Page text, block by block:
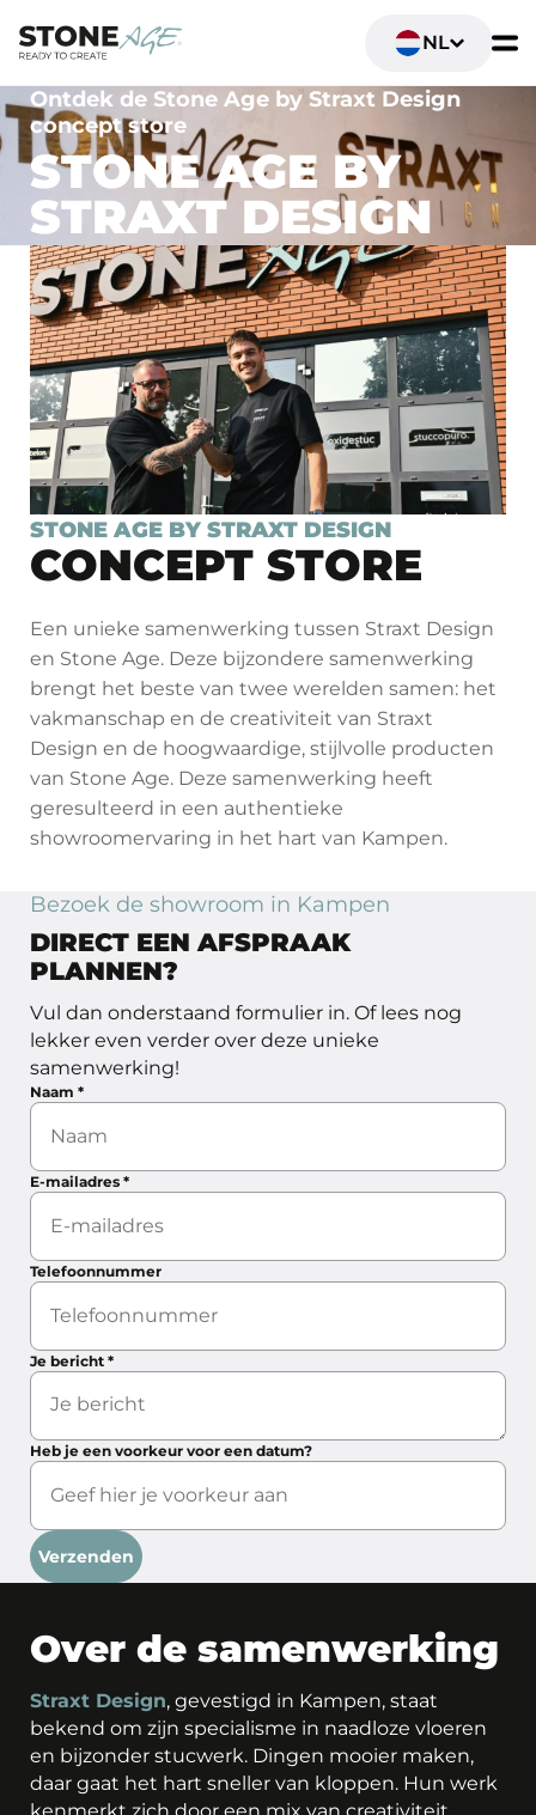
NL
Ontdek de Stone Age by Straxt Design
concept store
STONE AGE BY
STRAXT DESIGN
STONE AGE BY STRAXT DESIGN
CONCEPT STORE
Een unieke samenwerking tussen Straxt Design
en Stone Age. Deze bijzondere samenwerking
brengt het beste van twee werelden samen: het
vakmanschap en de creativiteit van Straxt
Design en de hoogwaardige, stijlvolle producten
van Stone Age. Deze samenwerking heeft
geresulteerd in een authentieke
showroomervaring in het hart van Kampen.
Bezoek de showroom in Kampen
DIRECT EEN AFSPRAAK
PLANNEN?
Vul dan onderstaand formulier in. Of lees nog
lekker even verder over deze unieke
samenwerking!
Naam *
E-mailadres *
Telefoonnummer
Je bericht *
Heb je een voorkeur voor een datum?
Verzenden
Over de samenwerking
Straxt Design, gevestigd in Kampen, staat
bekend om zijn specialisme in naadloze vloeren
en bijzonder stucwerk. Dingen mooier maken,
daar gaat het hart sneller van kloppen. Hun werk